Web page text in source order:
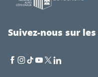
Suivez-nous sur